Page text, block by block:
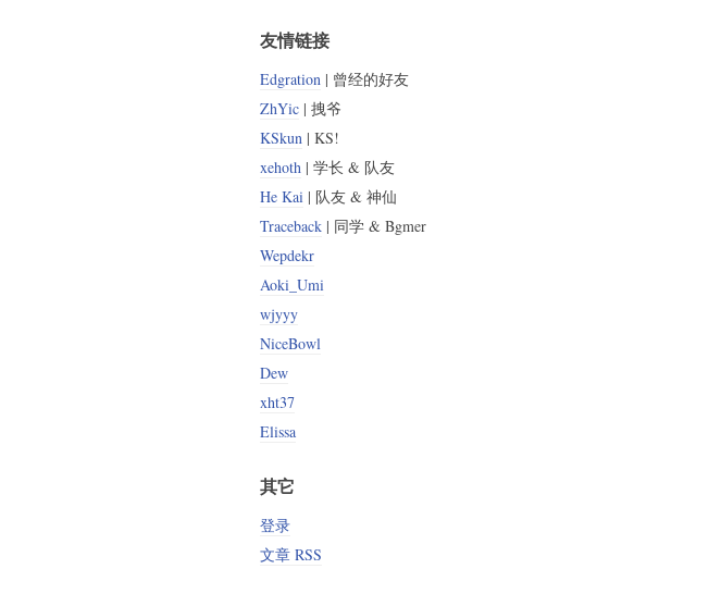
友情链接
Edgration| 曾经的好友
ZhYic| 拽爷
KSkun| KS!
xehoth| 学长 & 队友
He Kai| 队友 & 神仙
Traceback| 同学 & Bgmer
Wepdekr
Aoki_Umi
wjyyy
NiceBowl
Dew
xht37
Elissa
其它
登录
文章 RSS